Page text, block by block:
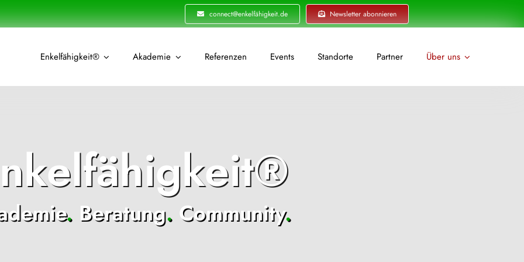
connect@enkelfähigkeit.de Newsletter abonnieren
Enkelfähigkeit® Akademie Referenzen Events Standorte Partner Über uns
. Beratung. Community.